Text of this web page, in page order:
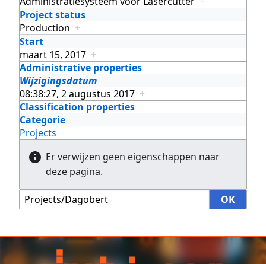
Project status
Production +
Start
maart 15, 2017 +
Administrative properties
Wijzigingsdatum
08:38:27, 2 augustus 2017 +
Classification properties
Categorie
Projects
Er verwijzen geen eigenschappen naar
deze pagina.